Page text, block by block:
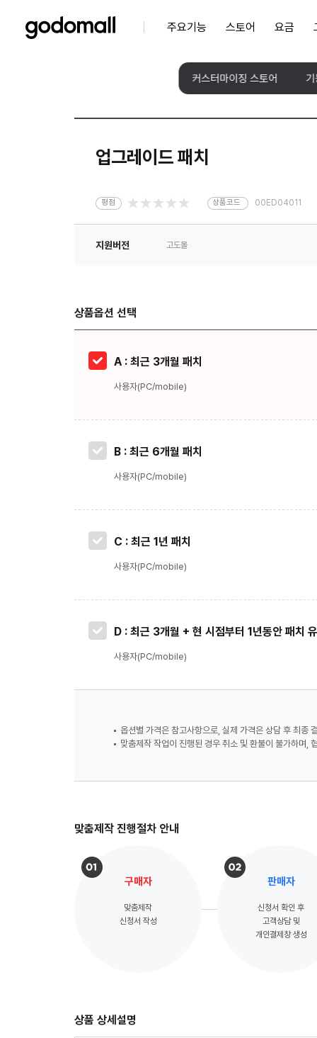
주요기능 스토어 요금
커스터마이징 스토어
업그레이드 패치
평점 상품코드 00ED04011
지원버전 고도몰
상품옵션 선택
A : 최근 3개월 패치
사용자(PC/mobile)
B : 최근 6개월 패치
사용자(PC/mobile)
C : 최근 1년 패치
사용자(PC/mobile)
D : 최근 3개월 + 현 시점부터 1년동안 패치
사용자(PC/mobile)
옵션별 가격은 참고사항으로, 실제 가격은 상담 후 최종
맞춤제작 작업이 진행된 경우 취소 및 환불이 불가하며,
맞춤제작 진행절차 안내
구매자
맞춤제작
신청서 작성
판매자
신청서 확인 후
고객상담 및
개인결제창 생성
상품 상세설명